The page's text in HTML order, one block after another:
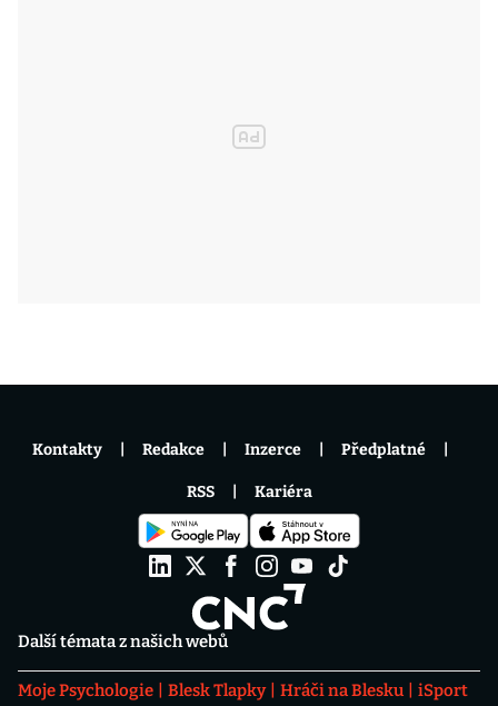
Další témata z našich webů
Moje Psychologie Blesk Tlapky Hráči na Blesku
iSport
Kontakty Redakce Inzerce Předplatné
RSS Kariéra